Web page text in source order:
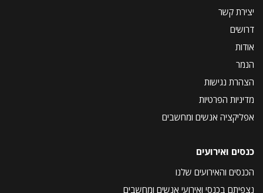
יצירת קשר
דרושים
אודות
הנמר
הצהרת נגישות
מדיניות הפרטיות
אפליקציה אנשים ומחשבים
כנסים ואירועים
הכנסים והאירועים שלנו
נצפיתם בכנסי ואירועי אנשים ומחשבים